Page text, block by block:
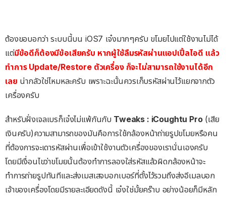
ต้องขอบอกว่า ระบบนี้บน iOS7 เจ๋งมากๆครับ ขโมยไปแต่ใช้งานไม่ได้
แต่มีข้อดีก็ต้องมีข้อเสียครับ หากผู้ใช้ลืมรหัสผ่านแอปเปิ้ลไอดี แล้ว
ทำการ Update/Restore ตัวเครื่อง ก็จะไม่สามารถใช้งานได้อีก
เลย น่ากลัวใช่ไหมหละครับ เพราะฉะนั้นควรเก็บรหัสผ่านไว้แยกจากตัว
เครื่องครับ
สำหรับฝั่งเจลเบรก็เจ๋งไม่แพ้กันกับ Tweaks : iCoughtu Pro(เสีย
เงินครับ)ความสามารถของมันคือการใช้กล้องหน้าถ่ายรูปขโมยหรือคน
ที่ต้องการจะเดารหัสผ่านเพื่อเข้าใช้งานตัวเครื่องของเรานั่นเองครับ
โดยมีเงื่อนไขว่าขโมยนั้นต้องทำการลองใส่รหัสแล้วผิดกล้องหน้าจะ
ทำการถ่ายรูปทันทีและส่งเมสเสจบอกเบอร์ที่ตั้งไว้รวมถึงส่งอีเมลบอก
เจ้าของเครื่องโดยมีรายละเอียดดังนี้ เจ๋งใช่มั้ยคร๊าบ อย่างน้อยก็มีหลัก